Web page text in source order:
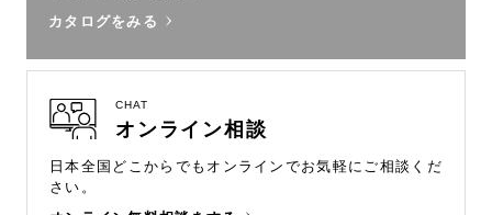
カタログをみる
CHAT
オンライン相談
日本全国どこからでもオンラインでお気軽にご相談くだ
さい。